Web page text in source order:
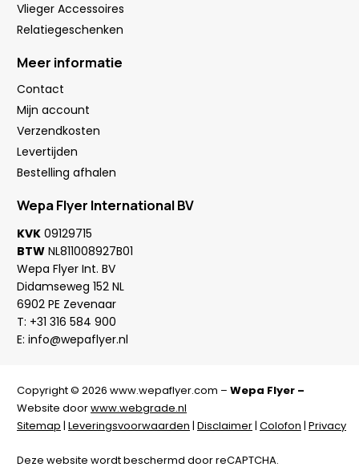
Vlieger Accessoires
Relatiegeschenken
Meer informatie
Contact
Mijn account
Verzendkosten
Levertijden
Bestelling afhalen
Wepa Flyer International BV
KVK 09129715
BTW NL811008927B01
Wepa Flyer Int. BV
Didamseweg 152 NL
6902 PE Zevenaar
T: +31 316 584 900
E: info@wepaflyer.nl
Copyright © 2026 www.wepaflyer.com – Wepa Flyer –
Website doorwww.webgrade.nl
Sitemap | Leveringsvoorwaarden | Disclaimer| Colofon | Privacy
Deze website wordt beschermd door reCAPTCHA.